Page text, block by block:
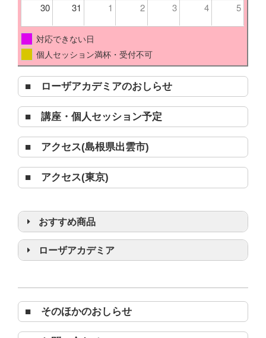
30 31 1 2 3 4 5
対応できない日
個人セッション満杯・受付不可
■ ローザアカデミアのおしらせ
■ 講座・個人セッション予定
■ アクセス(島根県出雲市)
■ アクセス(東京)
おすすめ商品
浄化グッズ
ローザアカデミア
■ そのほかのおしらせ